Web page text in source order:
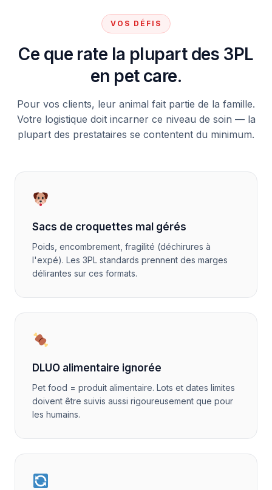
VOS DÉFIS
Ce que rate la plupart des 3PL
en pet care.
Pour vos clients, leur animal fait partie de la famille.
Votre logistique doit incarner ce niveau de soin — la
plupart des prestataires se contentent du minimum.
Sacs de croquettes mal gérés
Poids, encombrement, fragilité (déchirures à
l'expé). Les 3PL standards prennent des marges
délirantes sur ces formats.
DLUO alimentaire ignorée
Pet food = produit alimentaire. Lots et dates limites
doivent être suivis aussi rigoureusement que pour
les humains.